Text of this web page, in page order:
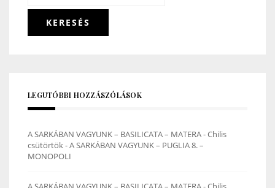
LEGUTÓBBI HOZZÁSZÓLÁSOK
A SARKÁBAN VAGYUNK – BASILICATA – MATERA - Chilis
csütörtök-A SARKÁBAN VAGYUNK – PUGLIA 8. –
MONOPOLI